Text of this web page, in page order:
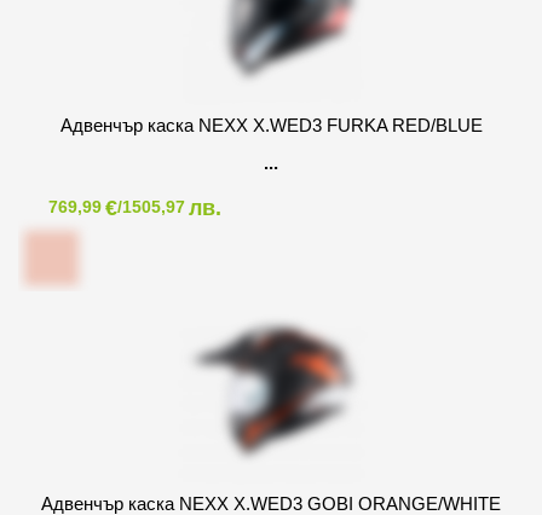
Адвенчър каска NEXX X.WED3 FURKA RED/BLUE
769,99€/1505,97лв.
Адвенчър каска NEXX X.WED3 GOBI ORANGE/WHITE